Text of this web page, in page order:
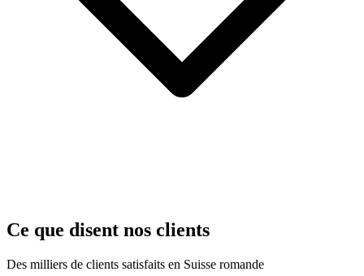
Ce que disent nos clients
Des milliers de clients satisfaits en Suisse romande